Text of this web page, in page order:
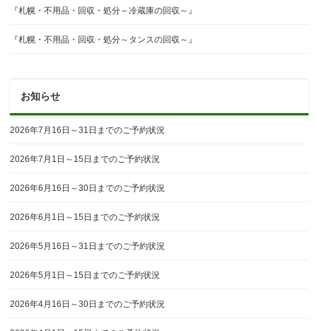
『札幌・不用品・回収・処分～冷蔵庫の回収～』
『札幌・不用品・回収・処分～タンスの回収～』
お知らせ
2026年7月16日～31日までのご予約状況
2026年7月1日～15日までのご予約状況
2026年6月16日～30日までのご予約状況
2026年6月1日～15日までのご予約状況
2026年5月16日～31日までのご予約状況
2026年5月1日～15日までのご予約状況
2026年4月16日～30日までのご予約状況